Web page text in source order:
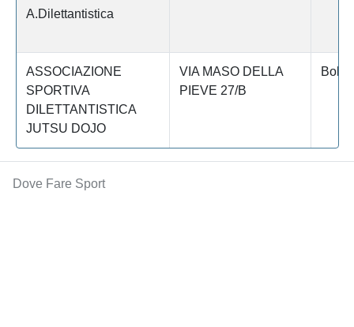
A.Dilettantistica
ASSOCIAZIONE
SPORTIVA
DILETTANTISTICA
JUTSU DOJO
VIA MASO DELLA
PIEVE 27/B
Dove Fare Sport